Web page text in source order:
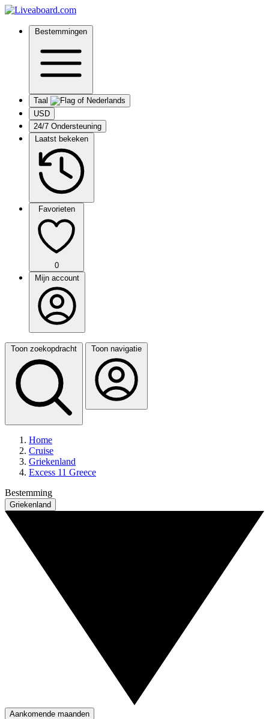
Bestemmingen
Taal
USD
24/7 Ondersteuning
Laatst bekeken
Favorieten
0
Mijn account
Toon zoekopdracht Toon navigatie
Home
Cruise
Griekenland
Excess 11 Greece
Bestemming
Griekenland
Aankomende maanden